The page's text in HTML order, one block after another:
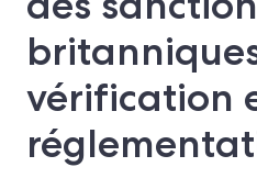
vérification